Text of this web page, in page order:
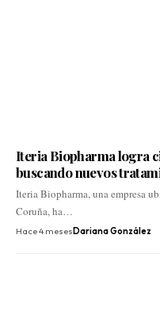
Iteria Biopharma logra
buscando nuevos
Iteria Biopharma, una empresa
Coruña, ha…
Hace 4 meses Dariana González